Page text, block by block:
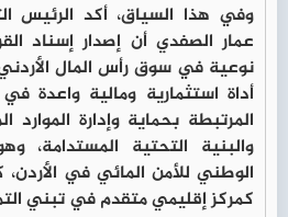
وفي هذا السياق، أكد الرئيس
عمار الصفدي أن إصدار إسناد
نوعية في سوق رأس المال
أداة استثمارية ومالية واعدة
المرتبطة بحماية وإدارة الموارد
والبنية التحتية المستدامة،
الوطني للأمن المائي في الأردن،
كمركز إقليمي متقدم في تبني